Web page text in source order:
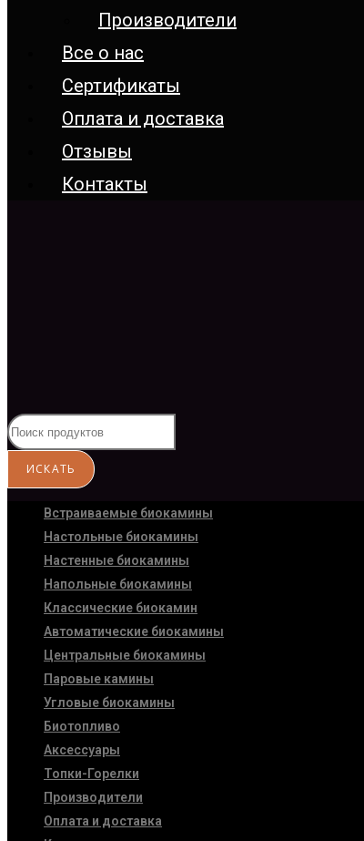
Производители
Все о нас
Сертификаты
Оплата и доставка
Отзывы
Контакты
Встраиваемые биокамины
Настoльные биокамины
Настенные биокамины
Напольные биокамины
Классические биокамин
Автоматические биокамины
Центральные биокамины
Паровые камины
Угловые биокамины
Биотопливо
Аксессуары
Топки-Горелки
Производители
Оплата и доставка